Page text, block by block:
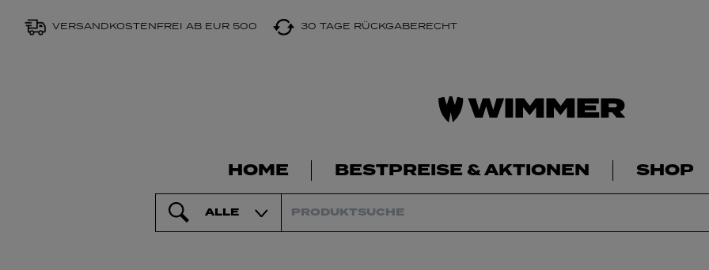
VERSANDKOSTENFREI AB EUR 500 30 TAGE RÜCKGABERECHT
HOME BESTPREISE & AKTIONEN SHOP
ALLE